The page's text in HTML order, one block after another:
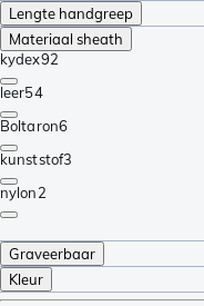
Lengte handgreep
Materiaal sheath
kydex92
leer54
Boltaron6
kunststof3
nylon2
Graveerbaar
Kleur